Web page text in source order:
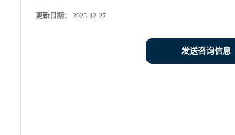
更新日期： 2025-12-27
发送咨询信息